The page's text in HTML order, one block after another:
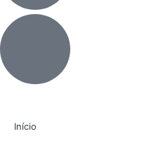
Início